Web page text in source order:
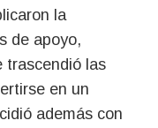
la
de apoyo,
trascendió las
en un
además con